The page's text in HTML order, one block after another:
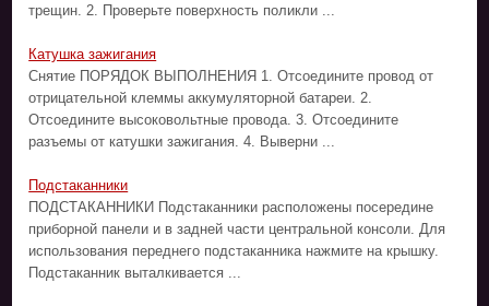
трещин. 2. Проверьте поверхность поликли ...
Катушка зажигания
Снятие ПОРЯДОК ВЫПОЛНЕНИЯ 1. Отсоедините провод от
отрицательной клеммы аккумуляторной батареи. 2.
Отсоедините высоковольтные провода. 3. Отсоедините
разъемы от катушки зажигания. 4. Выверни ...
Подстаканники
ПОДСТАКАННИКИ Подстаканники расположены посередине
приборной панели и в задней части центральной консоли. Для
использования переднего подстаканника нажмите на крышку.
Подстаканник выталкивается ...